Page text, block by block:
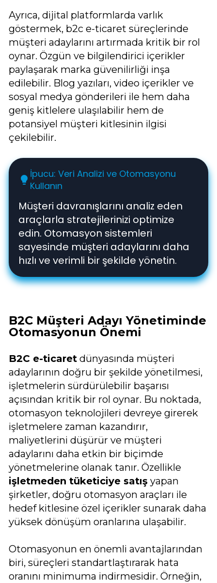
Ayrıca, dijital platformlarda varlık
göstermek, b2c e-ticaret süreçlerinde
müşteri adaylarını artırmada kritik bir rol
oynar. Özgün ve bilgilendirici içerikler
paylaşarak marka güvenilirliği inşa
edilebilir. Blog yazıları, video içerikler ve
sosyal medya gönderileri ile hem daha
geniş kitlelere ulaşılabilir hem de
potansiyel müşteri kitlesinin ilgisi
çekilebilir.
lightbulb İpucu: Veri Analizi ve Otomasyonu
Kullanın
Müşteri davranışlarını analiz eden
araçlarla stratejilerinizi optimize
edin. Otomasyon sistemleri
sayesinde müşteri adaylarını daha
hızlı ve verimli bir şekilde yönetin.
B2C Müşteri Adayı Yönetiminde
Otomasyonun Önemi
B2C e-ticaret dünyasında müşteri
adaylarının doğru bir şekilde yönetilmesi,
işletmelerin sürdürülebilir başarısı
açısından kritik bir rol oynar. Bu noktada,
otomasyon teknolojileri devreye girerek
işletmelere zaman kazandırır,
maliyetlerini düşürür ve müşteri
adaylarını daha etkin bir biçimde
yönetmelerine olanak tanır. Özellikle
işletmeden tüketiciye satış yapan
şirketler, doğru otomasyon araçları ile
hedef kitlesine özel içerikler sunarak daha
yüksek dönüşüm oranlarına ulaşabilir.
Otomasyonun en önemli avantajlarından
biri, süreçleri standartlaştırarak hata
oranını minimuma indirmesidir. Örneğin,